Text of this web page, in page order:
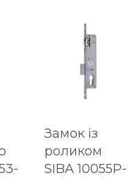
Замок із
роликом
SIBA 10055P-